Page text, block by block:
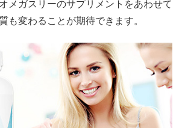
メガスリーのサプリメントをあわせて
も変わることが期待できます。